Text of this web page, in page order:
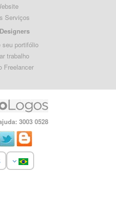
Serviços
seu portifólio
trabalho
Freelancer
3003 0528